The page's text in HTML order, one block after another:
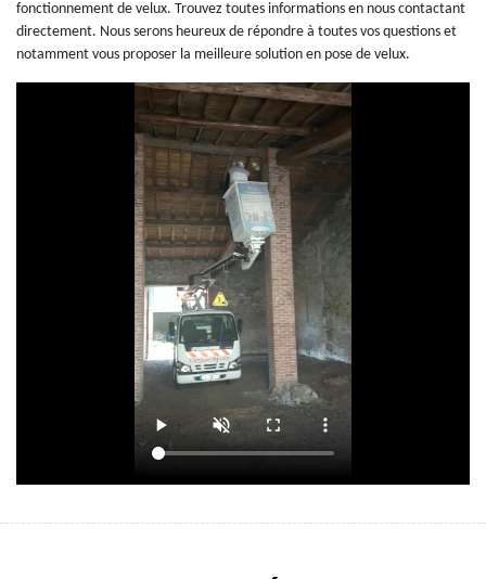
fonctionnement de velux. Trouvez toutes informations en nous contactant
directement. Nous serons heureux de répondre à toutes vos questions et
notamment vous proposer la meilleure solution en pose de velux.